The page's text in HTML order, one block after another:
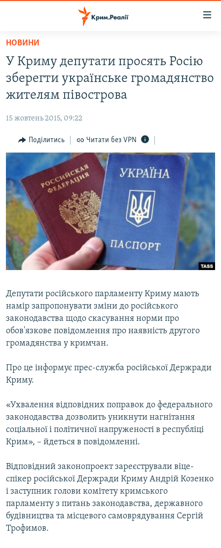
Перейти
основного
матеріалу
Перейти
до
основної
Перейти
до
ВОДА.КРИМ
ВІДЕО ТА ФОТО
БЛОГИ
ПОГЛЯД
ВСЕ ЗА ДЕНЬ
СПЕЦПРОЕКТИ
ДЕПОРТАЦІЯ
ВІДЕОУРОКИ «ELIFBE»
СВІДЧЕННЯ ОКУПАЦІЇ
УКРАЇНСЬКА ПРОБЛЕМА КРИМУ
ЯК ОБІЙТИ БЛОКУВАННЯ
Русский
Qırımtatar
Усі сайти RFE/RL
НОВИНИ
У Криму депутати просять Росію
зберегти українське громадянство
жителям півострова
15 жовтень 2015, 09:22
Поділитись Читати без VPN
Депутати російського парламенту Криму мають
намір запропонувати зміни до російського
законодавства щодо скасування норми про
обов'язкове повідомлення про наявність другого
громадянства у кримчан.
Про це інформує прес-служба російської Держради
Криму.
«Ухвалення відповідних поправок до федерального
законодавства дозволить уникнути нагнітання
соціальної і політичної напруженості в республіці
Крим», – йдеться в повідомленні.
Відповідний законопроект зареєстрували віце-
спікер російської Держради Криму Андрій Козенко
і заступник голови комітету кримського
парламенту з питань законодавства, державного
будівництва та місцевого самоврядування Сергій
Трофимов.